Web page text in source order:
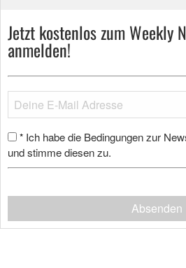
Jetzt kostenlos zum Weekly
anmelden!
* Ich habe die Bedingungen zur
und stimme diesen zu.
Absenden